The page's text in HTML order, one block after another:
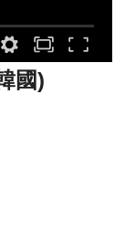
國)